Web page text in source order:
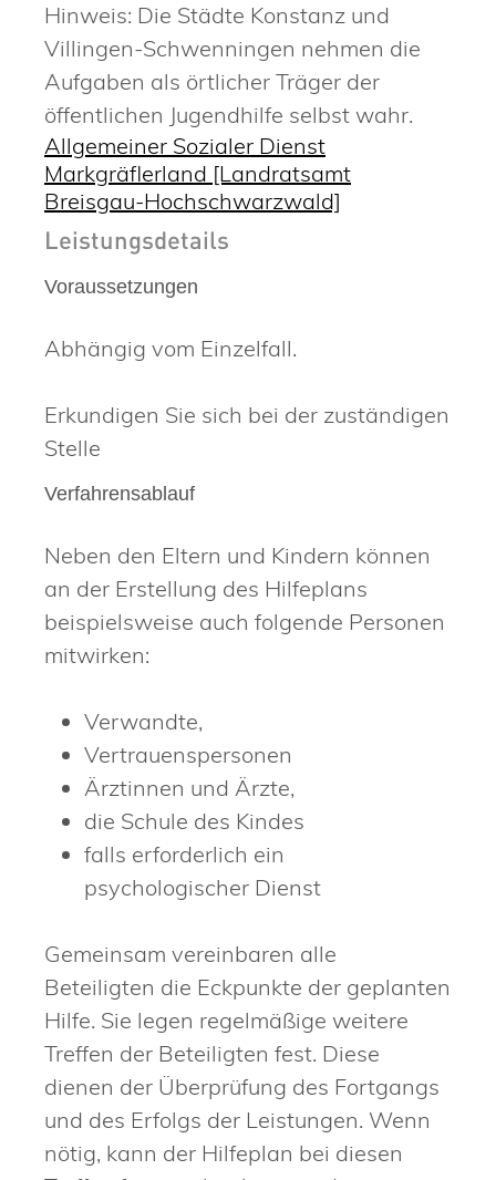
Hinweis: Die Städte Konstanz und
Villingen-Schwenningen nehmen die
Aufgaben als örtlicher Träger der
öffentlichen Jugendhilfe selbst wahr.
Allgemeiner Sozialer Dienst
Markgräflerland [Landratsamt
Breisgau-Hochschwarzwald]
Leistungsdetails
Voraussetzungen
Abhängig vom Einzelfall.
Erkundigen Sie sich bei der zuständigen
Stelle
Verfahrensablauf
Neben den Eltern und Kindern können
an der Erstellung des Hilfeplans
beispielsweise auch folgende Personen
mitwirken:
Verwandte,
Vertrauenspersonen
Ärztinnen und Ärzte,
die Schule des Kindes
falls erforderlich ein
psychologischer Dienst
Gemeinsam vereinbaren alle
Beteiligten die Eckpunkte der geplanten
Hilfe. Sie legen regelmäßige weitere
Treffen der Beteiligten fest. Diese
dienen der Überprüfung des Fortgangs
und des Erfolgs der Leistungen. Wenn
nötig, kann der Hilfeplan bei diesen